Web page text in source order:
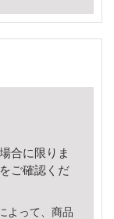
合に限りま
をご確認くだ
よって、商品